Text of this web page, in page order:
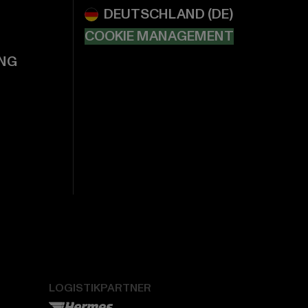
COOKIE MANAGEMENT
LOGISTIKPARTNER